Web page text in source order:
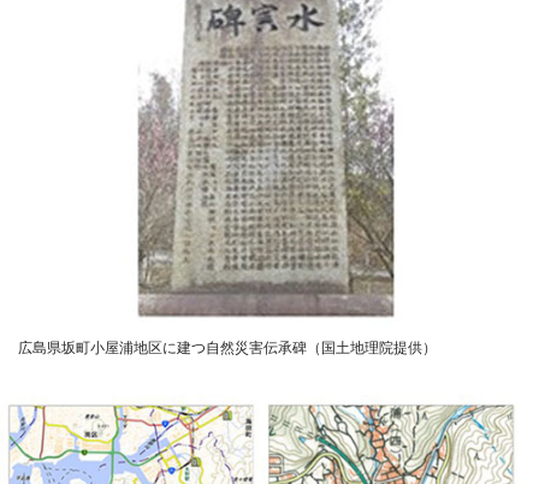
広島県坂町小屋浦地区に建つ自然災害伝承碑（国土地理院提供）